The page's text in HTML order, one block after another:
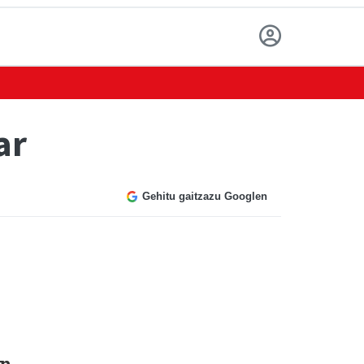
Gehitu gaitzazu Googlen